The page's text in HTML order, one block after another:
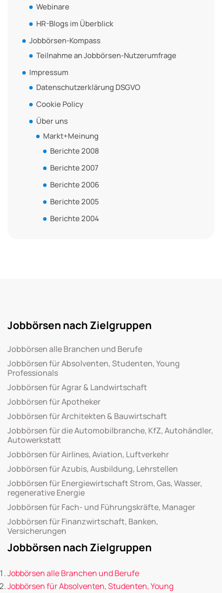
Webinare
HR-Blogs im Überblick
Jobbörsen-Kompass
Teilnahme an Jobbörsen-Nutzerumfrage
Impressum
Datenschutzerklärung DSGVO
Cookie Policy
Über uns
Markt+Meinung
Berichte 2008
Berichte 2007
Berichte 2006
Berichte 2005
Berichte 2004
Jobbörsen nach Zielgruppen
Jobbörsen alle Branchen und Berufe
Jobbörsen für Absolventen, Studenten, Young
Professionals
Jobbörsen für Agrar & Landwirtschaft
Jobbörsen für Apotheker
Jobbörsen für Architekten & Bauwirtschaft
Jobbörsen für die Automobilbranche, KfZ, Autohändler,
Autowerkstatt
Jobbörsen für Airlines, Aviation, Luftverkehr
Jobbörsen für Azubis, Ausbildung, Lehrstellen
Jobbörsen für Energiewirtschaft Strom, Gas, Wasser,
regenerative Energie
Jobbörsen für Fach- und Führungskräfte, Manager
Jobbörsen für Finanzwirtschaft, Banken,
Versicherungen
Jobbörsen nach Zielgruppen
Jobbörsen alle Branchen und Berufe
Jobbörsen für Absolventen, Studenten, Young